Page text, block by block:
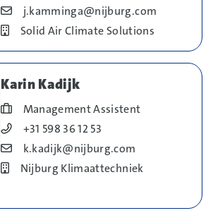
Blog_field_E-mail
j.kamminga@nijburg.com
BedrijfSolid Air Climate Solutions
Karin Kadijk
Blog_field_Functie
Management Assistent
Blog_field_Telefoonnummer
+31 598 36 12 53
Blog_field_E-mail
k.kadijk@nijburg.com
BedrijfNijburg Klimaattechniek